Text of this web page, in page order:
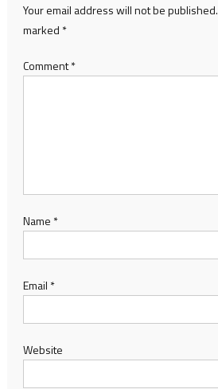
Your email address will not be published.
marked *
Comment*
Name *
Email *
Website